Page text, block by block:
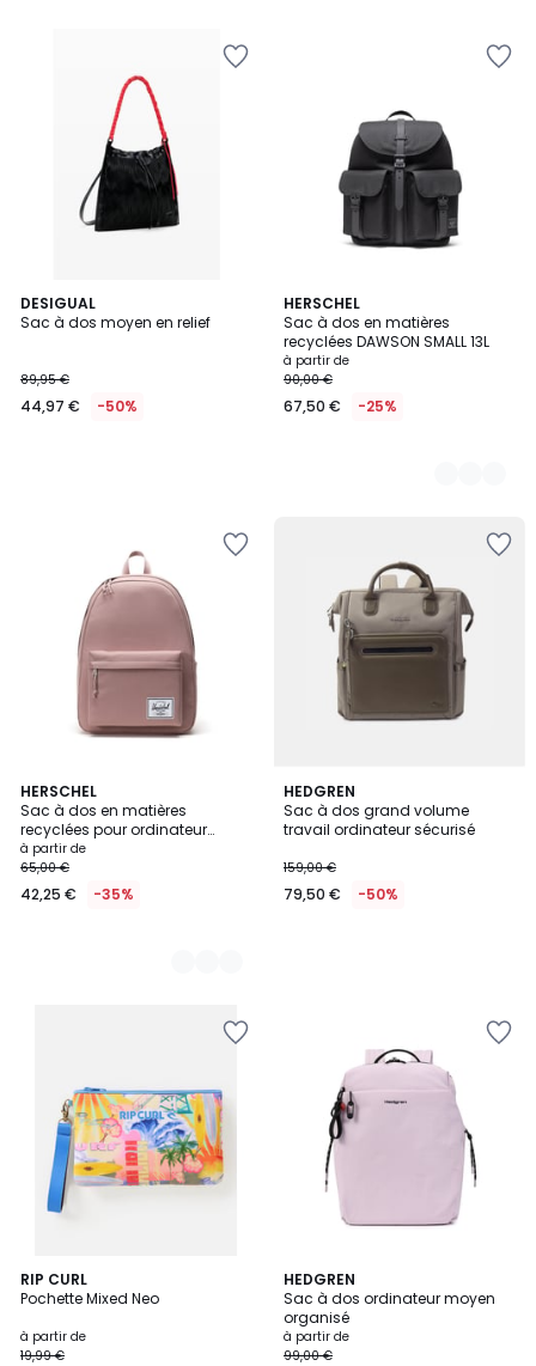
DESIGUAL
Sac à dos moyen en relief
89,95 €
44,97 € -50%
HERSCHEL
Sac à dos en matières
recyclées DAWSON SMALL 13L
à partir de
90,00 €
67,50 € -25%
2
Couleurs
HERSCHEL
Sac à dos en matières
recyclées pour ordinateur
portable 15"/16" CLASSIC 30 L
à partir de
65,00 €
42,25 € -35%
9
Couleurs
HEDGREN
Sac à dos grand volume
travail ordinateur sécurisé
159,00 €
79,50 € -50%
RIP CURL
Pochette Mixed Neo
à partir de
19,99 €
3
Couleurs
HEDGREN
Sac à dos ordinateur moyen
organisé
à partir de
99,00 €
2
Couleurs